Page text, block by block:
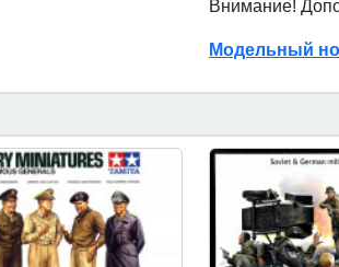
Внимание!
Модельный